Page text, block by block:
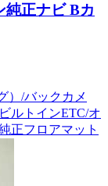
純正ナビ Bカ
）/バックカメ
ルトインETC/オ
正フロアマット